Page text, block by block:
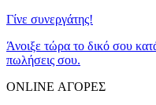
Γίνε συνεργάτης!
Άνοιξε τώρα το δικό σου
πωλήσεις σου.
ONLINE ΑΓΟΡΕΣ